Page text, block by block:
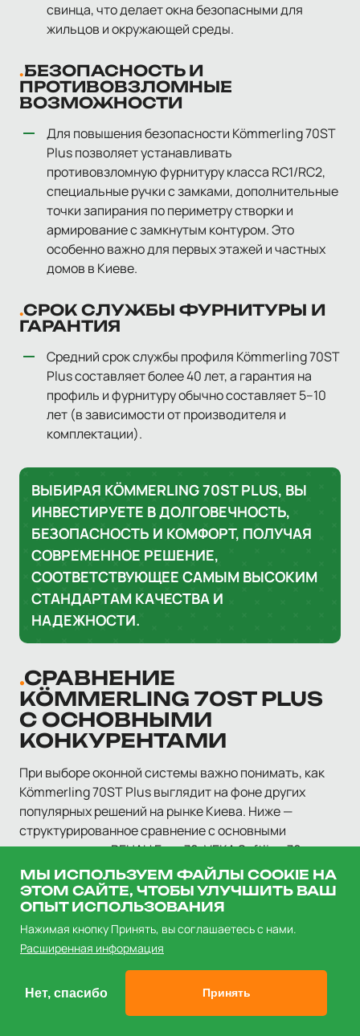
свинца, что делает окна безопасными для
жильцов и окружающей среды.
БЕЗОПАСНОСТЬ И
ПРОТИВОВЗЛОМНЫЕ
ВОЗМОЖНОСТИ
Для повышения безопасности Kömmerling 70ST
Plus позволяет устанавливать
противовзломную фурнитуру класса RC1/RC2,
специальные ручки с замками, дополнительные
точки запирания по периметру створки и
армирование с замкнутым контуром. Это
особенно важно для первых этажей и частных
домов в Киеве.
СРОК СЛУЖБЫ ФУРНИТУРЫ И
ГАРАНТИЯ
Средний срок службы профиля Kömmerling 70ST
Plus составляет более 40 лет, а гарантия на
профиль и фурнитуру обычно составляет 5–10
лет (в зависимости от производителя и
комплектации).
ВЫБИРАЯ KÖMMERLING 70ST PLUS, ВЫ
ИНВЕСТИРУЕТЕ В ДОЛГОВЕЧНОСТЬ,
БЕЗОПАСНОСТЬ И КОМФОРТ, ПОЛУЧАЯ
СОВРЕМЕННОЕ РЕШЕНИЕ,
СООТВЕТСТВУЮЩЕЕ САМЫМ ВЫСОКИМ
СТАНДАРТАМ КАЧЕСТВА И
НАДЕЖНОСТИ.
СРАВНЕНИЕ
KÖMMERLING 70ST PLUS
С ОСНОВНЫМИ
КОНКУРЕНТАМИ
При выборе оконной системы важно понимать, как
Kömmerling 70ST Plus выглядит на фоне других
популярных решений на рынке Киева. Ниже —
структурированное сравнение с основными
конкурентами: REHAU Euro 70, VEKA Softline 70 и
WDS 6 Series.
Параметр
Kömmerling
REHAU
Монтажная
глубина, мм
МЫ ИСПОЛЬЗУЕМ ФАЙЛЫ COOKIE НА
ЭТОМ САЙТЕ, ЧТОБЫ УЛУЧШИТЬ ВАШ
ОПЫТ ИСПОЛЬЗОВАНИЯ
Нажимая кнопку Принять, вы соглашаетесь с нами.
Расширенная информация
Принять
Нет, спасибо